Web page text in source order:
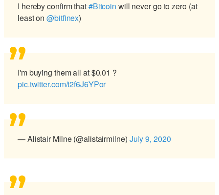
I hereby confirm that#Bitcoin will never go to zero (at
least on@bitfinex)
I'm buying them all at $0.01 ?
pic.twitter.com/t2f6J6YPor
— Alistair Milne (@alistairmilne) July 9, 2020